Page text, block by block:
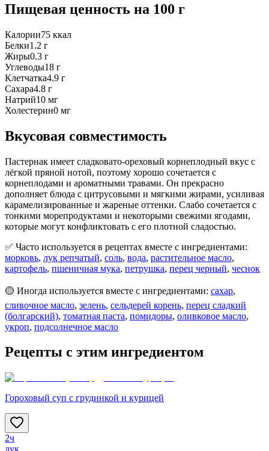
Пищевая ценность на 100 г
Калории75 ккал
Белки1.2 г
Жиры0.3 г
Углеводы18 г
Клетчатка4.9 г
Сахара4.8 г
Натрий10 мг
Холестерин0 мг
Вкусовая совместимость
Пастернак имеет сладковато-ореховый корнеплодный вкус с
лёгкой пряной нотой, поэтому хорошо сочетается с
корнеплодами и ароматными травами. Он прекрасно
дополняет блюда с цитрусовыми и мягкими жирами, усиливая
карамелизированные и жареные оттенки. Слабо сочетается с
тонкими морепродуктами и некоторыми свежими ягодами,
которые могут конфликтовать с его плотной сладостью.
✅ Часто используется в рецептах вместе с ингредиентами:
морковь, лук репчатый, соль, вода, растительное масло,
картофель, пшеничная мука, петрушка, перец черный, чеснок
🟡 Иногда используется вместе с ингредиентами: сахар,
сливочное масло, зелень, сельдерей корень, перец сладкий
(болгарский), томатная паста, помидоры, оливковое масло,
укроп, подсолнечное масло
Рецепты с этим ингредиентом
Гороховый суп с грудинкой и курицей
2ч